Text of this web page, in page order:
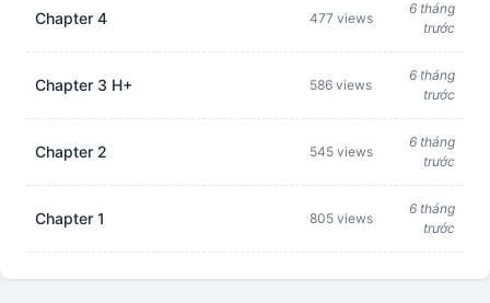
Chapter 4 477 views
6 tháng
trước
Chapter 3 H+ 586 views
6 tháng
trước
Chapter 2 545 views
6 tháng
trước
Chapter 1 805 views
6 tháng
trước